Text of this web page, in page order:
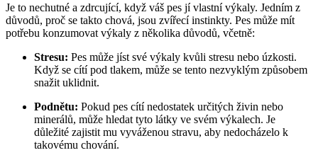
Je to nechutné a zdrcující, když váš pes jí vlastní výkaly. Jedním z
důvodů, proč se takto chová, jsou zvířecí instinkty. Pes může mít
potřebu konzumovat výkaly z několika důvodů, včetně:
Stresu: Pes může jíst své výkaly kvůli stresu nebo úzkosti.
Když se cítí pod tlakem, může se tento nezvyklým způsobem
snažit uklidnit.
Podnětu: Pokud pes cítí nedostatek určitých živin nebo
minerálů, může hledat tyto látky ve svém výkalech. Je
důležité zajistit mu vyváženou stravu, aby nedocházelo k
takovému chování.